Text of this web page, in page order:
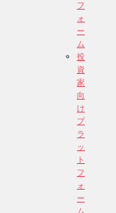
フ
ォ
ー
ム
投
資
家
向
け
プ
ラ
ッ
ト
フ
ォ
ー
ム